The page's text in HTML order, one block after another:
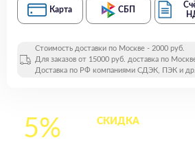
Карта СБП
Стоимость доставки по Москве - 2000 руб.
Для заказов от 15000 руб. доставка по
Доставка по РФ компаниями СДЭК, ПЭК и др.
5% СКИДКАна все